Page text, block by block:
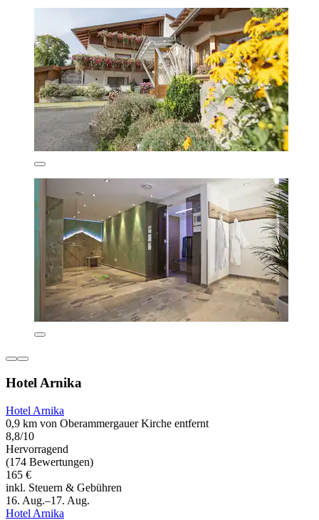
Hotel Arnika
Hotel Arnika
0,9 km von Oberammergauer Kirche entfernt
8,8/10
Hervorragend
(174 Bewertungen)
165 €
inkl. Steuern & Gebühren
16. Aug.–17. Aug.
Hotel Arnika